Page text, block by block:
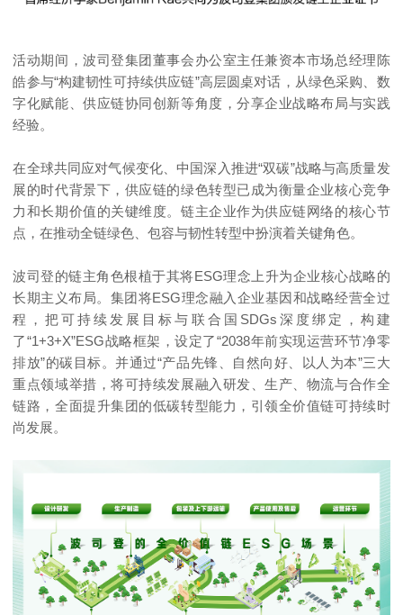
活动期间，波司登集团董事会办公室主任兼资本市场总经理陈
皓参与“构建韧性可持续供应链”高层圆桌对话，从绿色采购、数
字化赋能、供应链协同创新等角度，分享企业战略布局与实践
经验。
在全球共同应对气候变化、中国深入推进“双碳”战略与高质量发
展的时代背景下，供应链的绿色转型已成为衡量企业核心竞争
力和长期价值的关键维度。链主企业作为供应链网络的核心节
点，在推动全链绿色、包容与韧性转型中扮演着关键角色。
波司登的链主角色根植于其将ESG理念上升为企业核心战略的
长期主义布局。集团将ESG理念融入企业基因和战略经营全过
程，把可持续发展目标与联合国SDGs深度绑定，构建
了“1+3+X”ESG战略框架，设定了“2038年前实现运营环节净零
排放”的碳目标。并通过“产品先锋、自然向好、以人为本”三大
重点领域举措，将可持续发展融入研发、生产、物流与合作全
链路，全面提升集团的低碳转型能力，引领全价值链可持续时
尚发展。